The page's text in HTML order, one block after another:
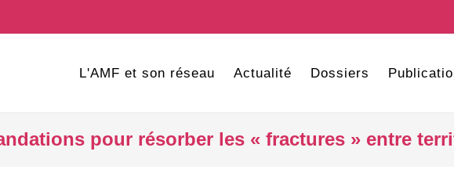
L'AMF et son réseau Actualité Dossiers
pour résorber les « fractures » entre